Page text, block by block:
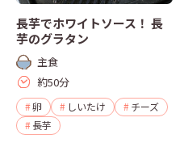
長芋でホワイトソース！ ⻑
芋のグラタン
主食
約50分
卵 しいたけ
チーズ
長芋